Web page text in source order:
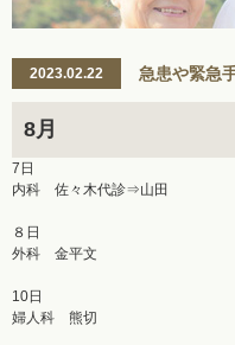
2023.02.22 急患や緊急
8月
7日
内科 佐々木代診⇒山田
８日
外科 金平文
10日
婦人科 熊切